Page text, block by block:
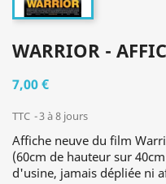
WARRIOR -
7,00 €
TTC 3 à 8 jours
Affiche neuve du film
(60cm de hauteur sur
d'usine, jamais dépliée ni